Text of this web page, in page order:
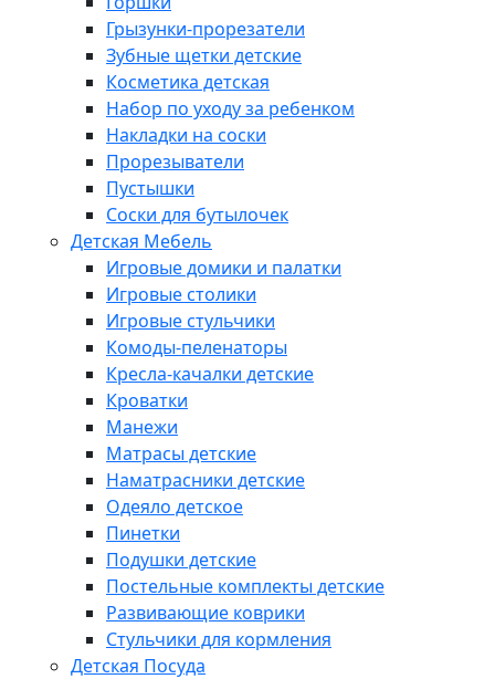
Грызунки-прорезатели
Зубные щетки детские
Косметика детская
Набор по уходу за ребенком
Накладки на соски
Прорезыватели
Пустышки
Соски для бутылочек
Детская Мебель
Игровые домики и палатки
Игровые столики
Игровые стульчики
Комоды-пеленаторы
Кресла-качалки детские
Кроватки
Манежи
Матрасы детские
Наматрасники детские
Одеяло детское
Пинетки
Подушки детские
Постельные комплекты детские
Развивающие коврики
Стульчики для кормления
Детская Посуда